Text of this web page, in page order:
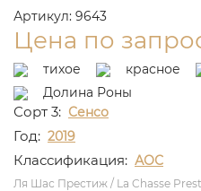
Артикул: 9643
Цена по
тихое красное
Долина Роны
Сорт 3: Сенсо
Год: 2019
Классификация: АОС
Ля Шас Престиж / La Chasse